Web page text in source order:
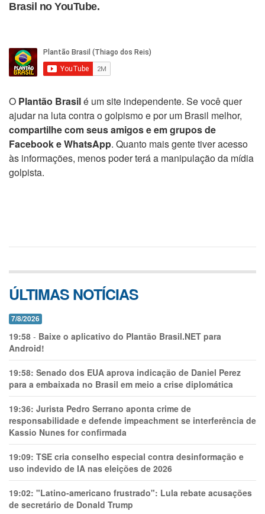
Brasil no YouTube.
O Plantão Brasilé um site independente. Se você quer
ajudar na luta contra o golpismo e por um Brasil melhor,
compartilhe com seus amigos e em grupos de
Facebook e WhatsApp. Quanto mais gente tiver acesso
às informações, menos poder terá a manipulação da mídia
golpista.
ÚLTIMAS NOTÍCIAS
7/8/2026
19:58 - Baixe o aplicativo do Plantão Brasil.NET para
Android!
19:58: Senado dos EUA aprova indicação de Daniel Perez
para a embaixada no Brasil em meio a crise diplomática
19:36: Jurista Pedro Serrano aponta crime de
responsabilidade e defende impeachment se interferência de
Kassio Nunes for confirmada
19:09: TSE cria conselho especial contra desinformação e
uso indevido de IA nas eleições de 2026
19:02: "Latino-americano frustrado": Lula rebate acusações
de secretário de Donald Trump